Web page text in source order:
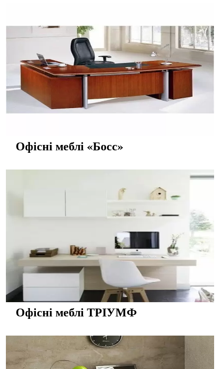
Офісні меблі «Босс»
Офісні меблі ТРІУМФ